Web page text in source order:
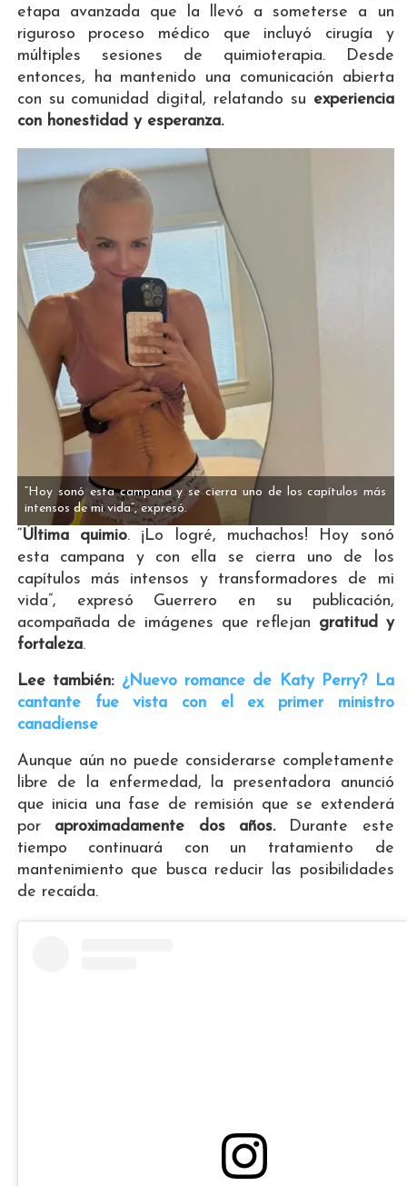
etapa avanzada que la llevó a someterse a un
riguroso proceso médico que incluyó cirugía y
múltiples sesiones de quimioterapia. Desde
entonces, ha mantenido una comunicación abierta
con su comunidad digital, relatando su experiencia
con honestidad y esperanza.
“Hoy sonó esta campana y se cierra uno de los capítulos más
intensos de mi vida”, expresó.
“Última quimio. ¡Lo logré, muchachos! Hoy sonó
esta campana y con ella se cierra uno de los
capítulos más intensos y transformadores de mi
vida”, expresó Guerrero en su publicación,
acompañada de imágenes que reflejan gratitud y
fortaleza.
Lee también: ¿Nuevo romance de Katy Perry? La
cantante fue vista con el ex primer ministro
canadiense
Aunque aún no puede considerarse completamente
libre de la enfermedad, la presentadora anunció
que inicia una fase de remisión que se extenderá
por aproximadamente dos años.Durante este
tiempo continuará con un tratamiento de
mantenimiento que busca reducir las posibilidades
de recaída.